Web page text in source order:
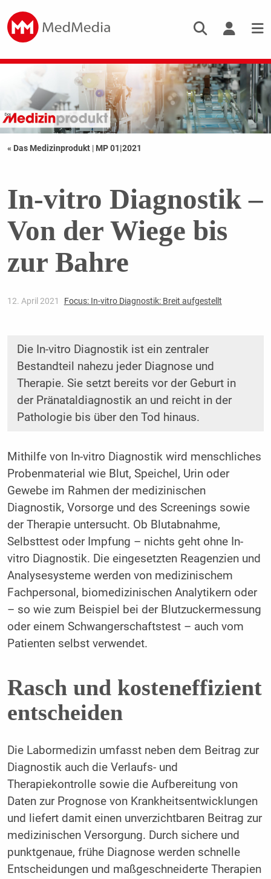
« Das Medizinprodukt | MP 01|2021
In-vitro Diagnostik –
Von der Wiege bis
zur Bahre
12. April 2021 Focus: In-vitro Diagnostik: Breit aufgestellt
Die In-vitro Diagnostik ist ein zentraler
Bestandteil nahezu jeder ­Diagnose und
Therapie. Sie setzt bereits vor der Geburt in
der ­Pränataldiagnostik an und reicht in der
Pathologie bis über den Tod hinaus.
Mithilfe von In-vitro Diagnostik wird menschliches
Probenmaterial wie Blut, Speichel, Urin oder
Gewebe im Rahmen der medizinischen
Diagnostik, Vorsorge und des Screenings sowie
der Therapie untersucht. Ob Blutabnahme,
Selbsttest oder Impfung – nichts geht ohne In-
vitro Diagnostik. Die eingesetzten Reagenzien und
Analysesysteme werden von medizinischem
Fachpersonal, biomedizinischen Analytikern oder
– so wie zum Beispiel bei der Blutzuckermessung
oder einem Schwangerschaftstest – auch vom
Patienten selbst verwendet.
Rasch und kosteneffizient
entscheiden
Die Labormedizin umfasst neben dem Beitrag zur
Diagnostik auch die Verlaufs- und
Therapiekontrolle sowie die Aufbereitung von
Daten zur Prognose von Krankheitsentwicklungen
und liefert damit einen unverzichtbaren Beitrag zur
medizinischen Versorgung. Durch sichere und
punktgenaue, frühe Diagnose werden schnelle
Entscheidungen und maßgeschneiderte Therapien